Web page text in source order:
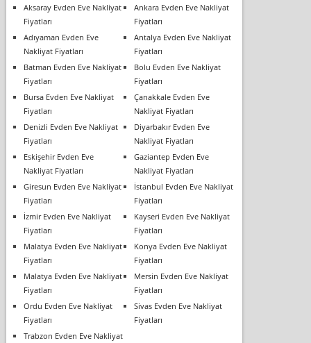
Aksaray Evden Eve Nakliyat
Fiyatları
Ankara Evden Eve Nakliyat
Fiyatları
Adıyaman Evden Eve
Nakliyat Fiyatları
Antalya Evden Eve Nakliyat
Fiyatları
Batman Evden Eve Nakliyat
Fiyatları
Bolu Evden Eve Nakliyat
Fiyatları
Bursa Evden Eve Nakliyat
Fiyatları
Çanakkale Evden Eve
Nakliyat Fiyatları
Denizli Evden Eve Nakliyat
Fiyatları
Diyarbakır Evden Eve
Nakliyat Fiyatları
Eskişehir Evden Eve
Nakliyat Fiyatları
Gaziantep Evden Eve
Nakliyat Fiyatları
Giresun Evden Eve Nakliyat
Fiyatları
İstanbul Evden Eve Nakliyat
Fiyatları
İzmir Evden Eve Nakliyat
Fiyatları
Kayseri Evden Eve Nakliyat
Fiyatları
Malatya Evden Eve Nakliyat
Fiyatları
Konya Evden Eve Nakliyat
Fiyatları
Malatya Evden Eve Nakliyat
Fiyatları
Mersin Evden Eve Nakliyat
Fiyatları
Ordu Evden Eve Nakliyat
Fiyatları
Sivas Evden Eve Nakliyat
Fiyatları
Trabzon Evden Eve Nakliyat